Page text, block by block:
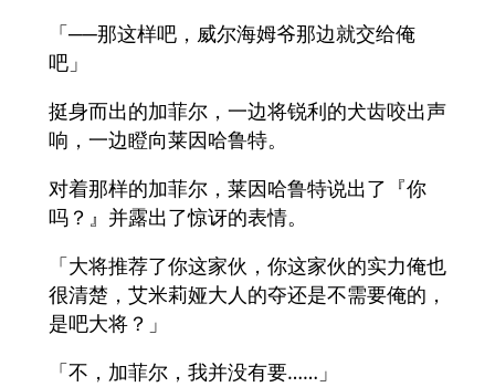
「──那这样吧，威尔海姆爷那边就交给俺
吧」
挺身而出的加菲尔，一边将锐利的犬齿咬出声
响，一边瞪向莱因哈鲁特。
对着那样的加菲尔，莱因哈鲁特说出了『你
吗？』并露出了惊讶的表情。
「大将推荐了你这家伙，你这家伙的实力俺也
很清楚，艾米莉娅大人的夺还是不需要俺的，
是吧大将？」
「不，加菲尔，我并没有要……」